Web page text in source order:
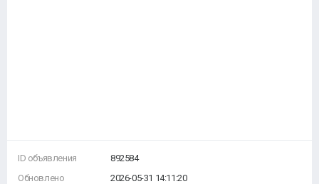
ID объявления
Обновлено
892584
2026-05-31 14:11:20